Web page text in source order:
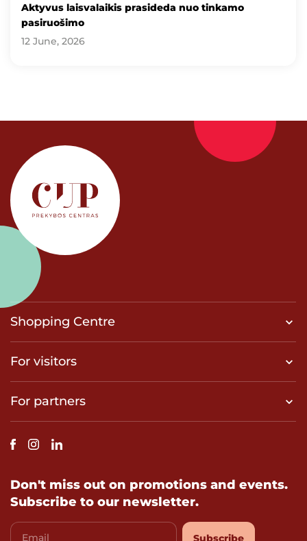
Aktyvus laisvalaikis prasideda nuo tinkamo
pasiruošimo
12 June, 2026
Shopping Centre
For visitors
For partners
Don't miss out on promotions and events.
Subscribe to our newsletter.
Email Subscribe